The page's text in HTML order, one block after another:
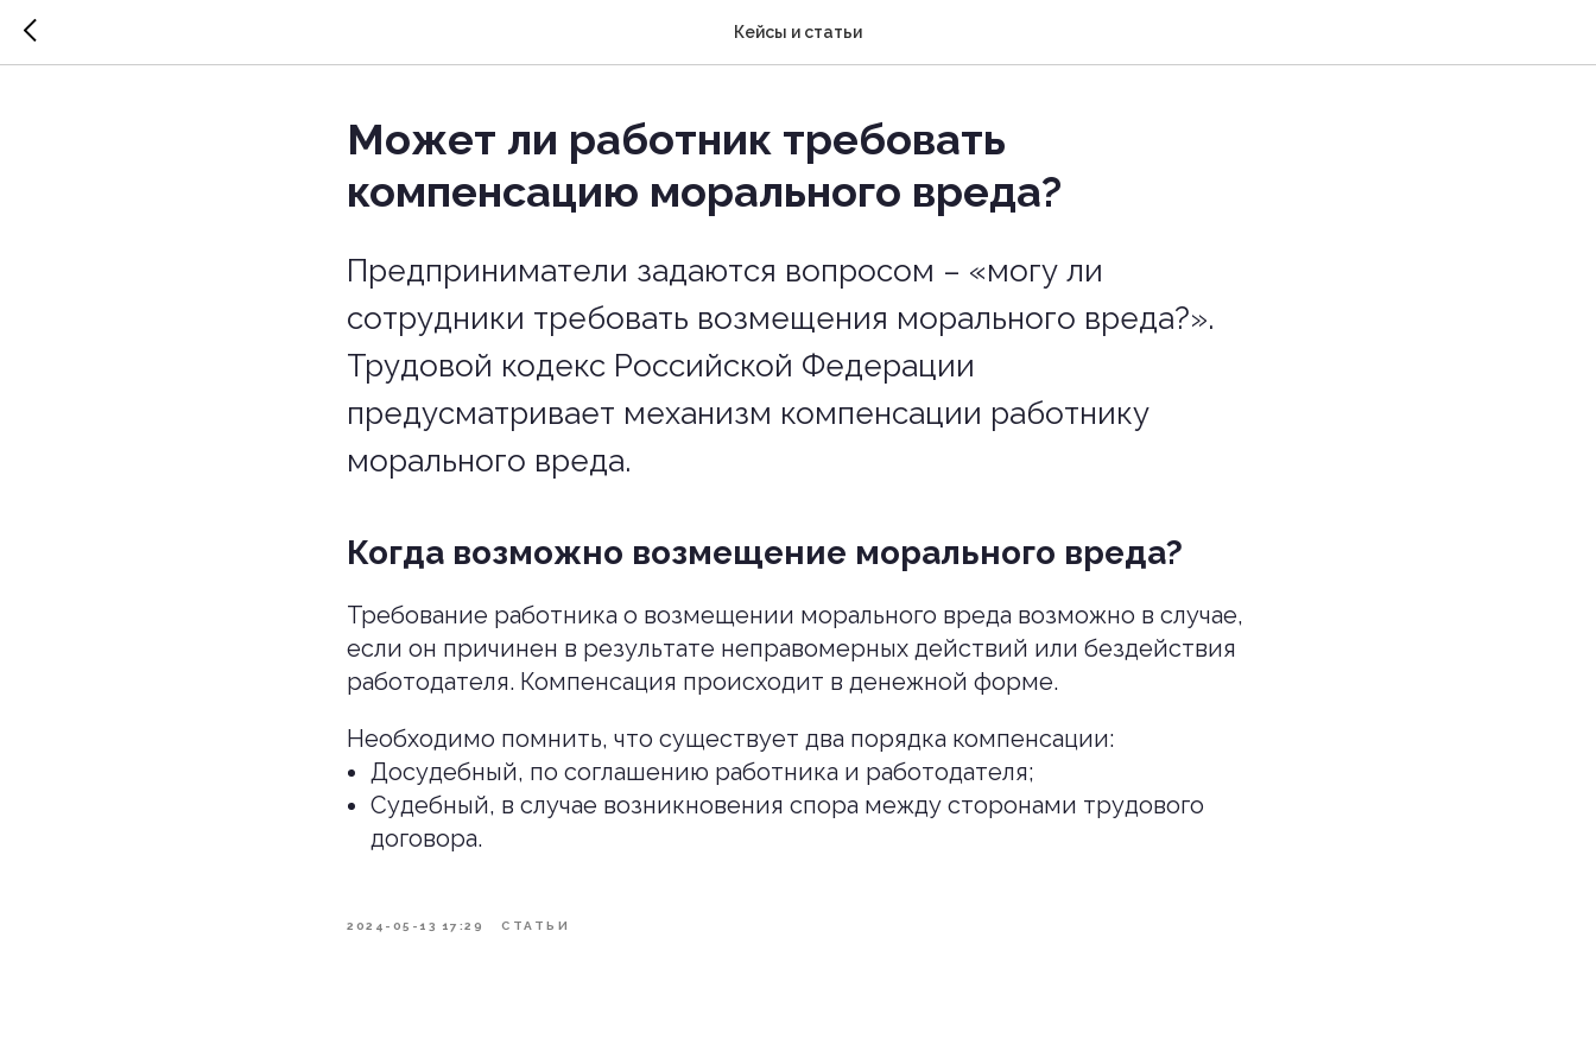
Кейсы и статьи
Может ли работник требовать
компенсацию морального вреда?
Предприниматели задаются вопросом – «могу ли
сотрудники требовать возмещения морального вреда?».
Трудовой кодекс Российской Федерации
предусматривает механизм компенсации работнику
морального вреда.
Когда возможно возмещение морального вреда?
Требование работника о возмещении морального вреда возможно в случае,
если он причинен в результате неправомерных действий или бездействия
работодателя. Компенсация происходит в денежной форме.
Необходимо помнить, что существует два порядка компенсации:
Досудебный, по соглашению работника и работодателя;
Судебный, в случае возникновения спора между сторонами трудового
договора.
2024-05-13 17:29 СТАТЬИ